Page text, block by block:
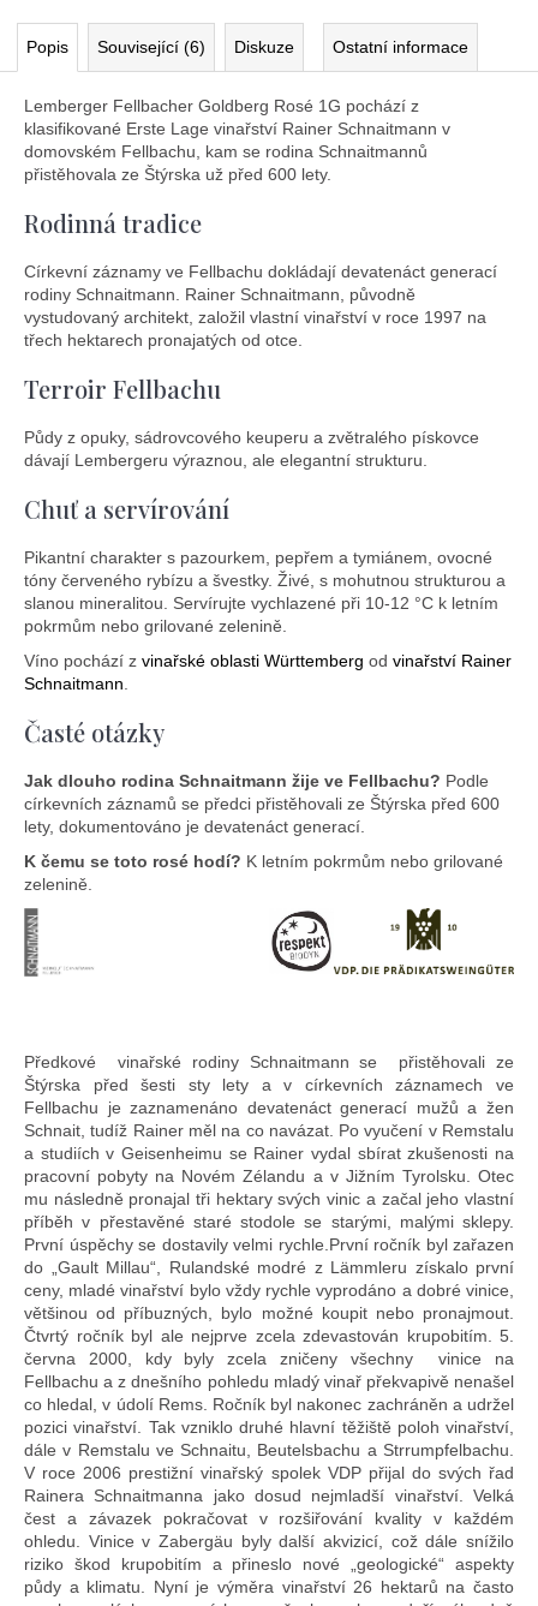
Popis Související (6) Diskuze Ostatní informace
Lemberger Fellbacher Goldberg Rosé 1G pochází z
klasifikované Erste Lage vinařství Rainer Schnaitmann v
domovském Fellbachu, kam se rodina Schnaitmannů
přistěhovala ze Štýrska už před 600 lety.
Rodinná tradice
Církevní záznamy ve Fellbachu dokládají devatenáct generací
rodiny Schnaitmann. Rainer Schnaitmann, původně
vystudovaný architekt, založil vlastní vinařství v roce 1997 na
třech hektarech pronajatých od otce.
Terroir Fellbachu
Půdy z opuky, sádrovcového keuperu a zvětralého pískovce
dávají Lembergeru výraznou, ale elegantní strukturu.
Chuť a servírování
Pikantní charakter s pazourkem, pepřem a tymiánem, ovocné
tóny červeného rybízu a švestky. Živé, s mohutnou strukturou a
slanou mineralitou. Servírujte vychlazené při 10-12 °C k letním
pokrmům nebo grilované zelenině.
Víno pochází z vinařské oblasti Württemberg od vinařství Rainer
Schnaitmann.
Časté otázky
Jak dlouho rodina Schnaitmann žije ve Fellbachu? Podle
církevních záznamů se předci přistěhovali ze Štýrska před 600
lety, dokumentováno je devatenáct generací.
K čemu se toto rosé hodí? K letním pokrmům nebo grilované
zelenině.
Předkové vinařské rodiny Schnaitmann se
přistěhovali ze
Štýrska před šesti sty lety a v církevních záznamech ve
Fellbachu je zaznamenáno devatenáct generací mužů a žen
Schnait, tudíž Rainer měl na co navázat. Po vyučení v Remstalu
a studiích v Geisenheimu se Rainer vydal sbírat zkušenosti na
pracovní pobyty na Novém Zélandu a v Jižním Tyrolsku. Otec
mu následně pronajal tři hektary svých vinic a začal jeho vlastní
příběh v přestavěné staré stodole se starými, malými sklepy.
První úspěchy se dostavily velmi rychle.První ročník byl zařazen
do „Gault Millau“, Rulandské modré z Lämmleru získalo první
ceny, mladé vinařství bylo vždy rychle vyprodáno a dobré vinice,
většinou od příbuzných, bylo možné koupit nebo pronajmout.
Čtvrtý ročník byl ale nejprve zcela zdevastován krupobitím. 5.
června 2000, kdy byly zcela zničeny všechny
vinice na
Fellbachu a z dnešního pohledu mladý vinař překvapivě nenašel
co hledal, v údolí Rems. Ročník byl nakonec zachráněn a udržel
pozici vinařství. Tak vzniklo druhé hlavní těžiště poloh vinařství,
dále v Remstalu ve Schnaitu, Beutelsbachu a Strrumpfelbachu.
V roce 2006 prestižní vinařský spolek VDP přijal do svých řad
Rainera Schnaitmanna jako dosud nejmladší vinařství. Velká
čest a závazek pokračovat v rozšiřování kvality v každém
ohledu. Vinice v Zabergäu byly další akvizicí, což dále snížilo
riziko škod krupobitím a přineslo nové „geologické“ aspekty
půdy a klimatu. Nyní je výměra vinařství 26 hektarů na často